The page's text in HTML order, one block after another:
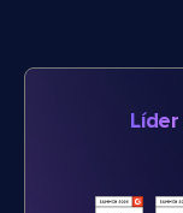
Líder